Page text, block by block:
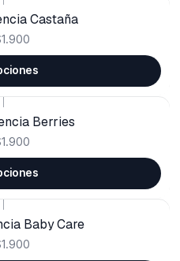
Castaña
Berries
Baby Care